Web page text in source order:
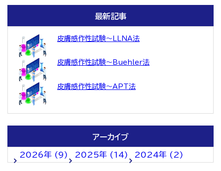
最新記事
皮膚感作性試験～LLNA法
皮膚感作性試験～Buehler法
皮膚感作性試験～APT法
アーカイブ
2026年 (9) 2025年 (14) 2024年 (2)